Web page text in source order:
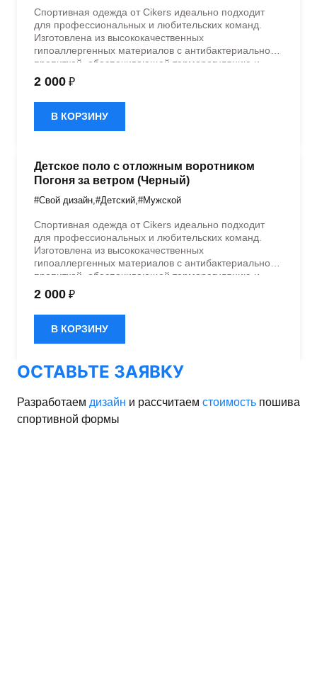
Спортивная одежда от Cikers идеально подходит
для профессиональных и любительских команд.
Изготовлена из высококачественных
гипоаллергенных материалов с антибактериальной
пропиткой, обеспечивающей терморегуляцию и
быстрое влагоотведение. Одежда обладает
эластичностью в 5 направлениях и стильным
дизайном.
2 000 ₽
В КОРЗИНУ
Детское поло с отложным воротником
Погоня за ветром (Черный)
#Свой дизайн #Детский #Мужской
Спортивная одежда от Cikers идеально подходит
для профессиональных и любительских команд.
Изготовлена из высококачественных
гипоаллергенных материалов с антибактериальной
пропиткой, обеспечивающей терморегуляцию и
быстрое влагоотведение. Одежда обладает
эластичностью в 5 направлениях и стильным
дизайном.
2 000 ₽
В КОРЗИНУ
ОСТАВЬТЕ ЗАЯВКУ
Разработаем дизайн и рассчитаем стоимость пошива
спортивной формы